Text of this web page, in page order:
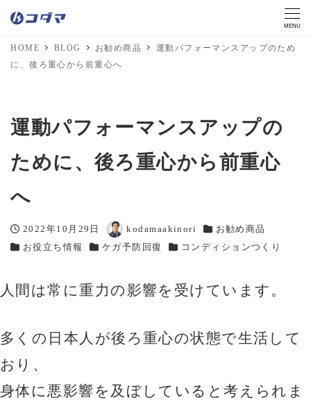
MENU
HOME BLOG お勧め商品
運動パフォーマンスアップのため
に、後ろ重心から前重心へ
運動パフォーマンスアップの
ために、後ろ重心から前重心
へ
2022年10月29日
著
kodamaakinori
お勧め商品
お役立ち情報
ケガ予防回復
コンディションつくり
人間は常に重力の影響を受けています。
多くの日本人が後ろ重心の状態で生活して
おり、
身体に悪影響を及ぼしていると考えられま